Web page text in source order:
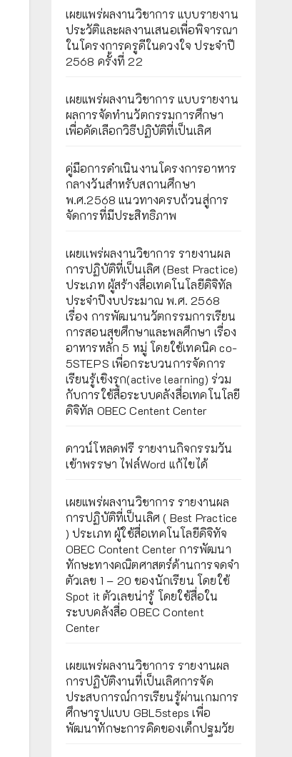
เผยแพร่ผลงานวิชาการ แบบรายงาน
ประวัติและผลงานเสนอเพื่อพิจารณา
ในโครงการครูดีในดวงใจ ประจำปี
2568 ครั้งที่ 22
เผยแพร่ผลงานวิชาการ แบบรายงาน
ผลการจัดทำนวัตกรรมการศึกษา
เพื่อคัดเลือกวิธีปฏิบัติที่เป็นเลิศ
คู่มือการดำเนินงานโครงการอาหาร
กลางวันสำหรับสถานศึกษา
พ.ศ.2568 แนวทางครบถ้วนสู่การ
จัดการที่มีประสิทธิภาพ
เผยเเพร่ผลงานวิชาการ รายงานผล
การปฏิบัติที่เป็นเลิศ (Best Practice)
ประเภท ผู้สร้างสื่อเทคโนโลยีดิจิทัล
ประจำปีงบประมาณ พ.ศ. 2568
เรื่อง การพัฒนานวัตกรรมการเรียน
การสอนสุขศึกษาและพลศึกษา เรื่อง
อาหารหลัก 5 หมู่ โดยใช้เทคนิค co-
5STEPS เพื่อกระบวนการจัดการ
เรียนรู้เชิงรุก(active learning) ร่วม
กับการใช้สื่อระบบคลังสื่อเทคโนโลยี
ดิจิทัล OBEC Centent Center
ดาวน์โหลดฟรี รายงานกิจกรรมวัน
เข้าพรรษา ไฟล์Word แก้ไขได้
เผยแพร่ผลงานวิชาการ รายงานผล
การปฏิบัติที่เป็นเลิศ ( Best Practice
) ประเภท ผู้ใช้สื่อเทคโนโลยีดิจิทัจ
OBEC Content Center การพัฒนา
ทักษะทางคณิตศาสตร์ด้านการจดจำ
ตัวเลข 1 – 20 ของนักเรียน โดยใช้
Spot it ตัวเลขน่ารู้ โดยใช้สื่อใน
ระบบคลังสื่อ OBEC Content
Center
เผยแพร่ผลงานวิชาการ รายงานผล
การปฏิบัติงานที่เป็นเลิศการจัด
ประสบการณ์การเรียนรู้ผ่านเกมการ
ศึกษารูปแบบ GBL5steps เพื่อ
พัฒนาทักษะการคิดของเด็กปฐมวัย